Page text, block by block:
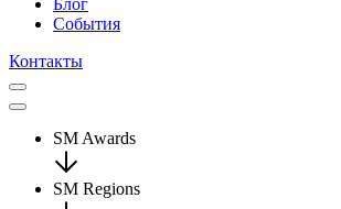
Блог
События
Контакты
SM Awards
SM Regions